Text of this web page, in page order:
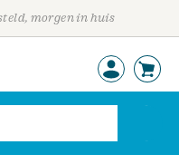
morgen in huis